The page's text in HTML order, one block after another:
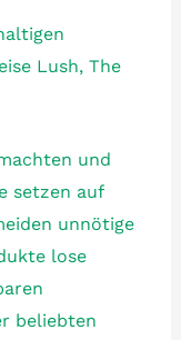
Lush, The
und
setzen auf
unnötige
lose
beliebten